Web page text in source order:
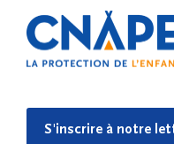
S'inscrire à notre